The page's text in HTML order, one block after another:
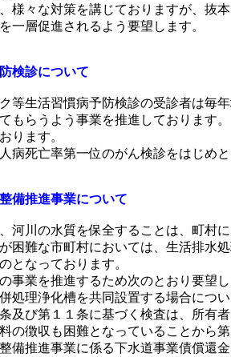
様々な対策を講じておりますが、抜
一層促進されるよう要望します。
検診について
等生活習慣病予防検診の受診者は毎
もらうよう事業を推進しております
ります。
病死亡率第一位のがん検診をはじめ
備推進事業について
河川の水質を保全することは、町村
困難な市町村においては、生活排水
となっております。
事業を推進するため次のとおり要望
併処理浄化槽を共同設置する場合に
条及び第１１条に基づく検査は、所
の徴収も困難となっていることから
備推進事業に係る下水道事業債償還